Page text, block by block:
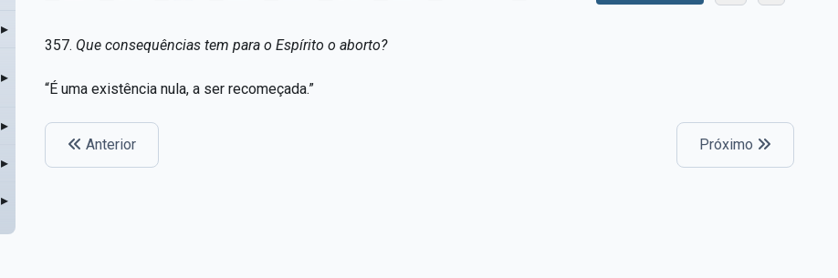
▸
▸
▸
▸
▸
357. Que consequências tem para o Espírito o aborto?
“É uma existência nula, a ser recomeçada.”
Anterior Próximo